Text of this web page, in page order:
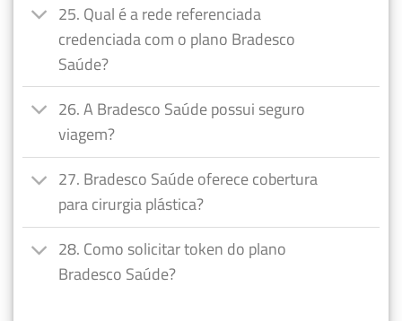
25. Qual é a rede referenciada
credenciada com o plano Bradesco
Saúde?
26. A Bradesco Saúde possui seguro
viagem?
27. Bradesco Saúde oferece cobertura
para cirurgia plástica?
28. Como solicitar token do plano
Bradesco Saúde?